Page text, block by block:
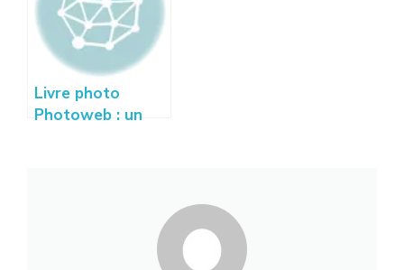
Livre photo
Photoweb : un